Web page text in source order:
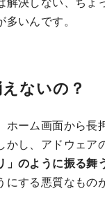
いんです。
ないの？
ホーム画面から長
かし、アドウェア
」のように振る舞
する悪質なもの